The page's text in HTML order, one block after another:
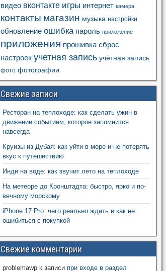
видео вконтакте игры интернет камера
контакты магазин музыка настройки
обновление ошибка пароль приложение
приложения прошивка сброс
настроек учетная запись учётная запись
фото фотографии
Свежие записи
Ресторан на теплоходе: как сделать ужин в
движении событием, которое запомнится
навсегда
Круизы из Дубая: как уйти в море и не потерять
вкус к путешествию
Инди на воде: как звучит лето на теплоходе
На метеоре до Кронштадта: быстро, ярко и по-
вечному морскому
iPhone 17 Pro: чего реально ждать и как не
ошибиться с покупкой
Свежие комментарии
problemawpк записи при входе в раздел